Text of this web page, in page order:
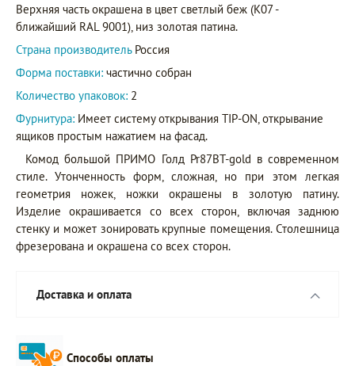
Верхняя часть окрашена в цвет светлый беж (K07 -
ближайший RAL 9001), низ золотая патина.
Страна производитель Россия
Форма поставки: частично собран
Количество упаковок: 2
Фурнитура: Имеет систему открывания TIP-ON, открывание
ящиков простым нажатием на фасад.
Комод большой ПРИМО Голд Pr87BT-gold в современном
стиле. Утонченность форм, сложная, но при этом легкая
геометрия ножек, ножки окрашены в золотую патину.
Изделие окрашивается со всех сторон, включая заднюю
стенку и может зонировать крупные помещения. Столешница
фрезерована и окрашена со всех сторон.
Доставка и оплата
Способы оплаты